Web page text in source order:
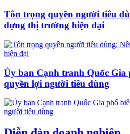
Tôn trọng quyền người tiêu
dựng thị trường hiện đại
Ủy ban Cạnh tranh Quốc Gia
quyền lợi người tiêu dùng